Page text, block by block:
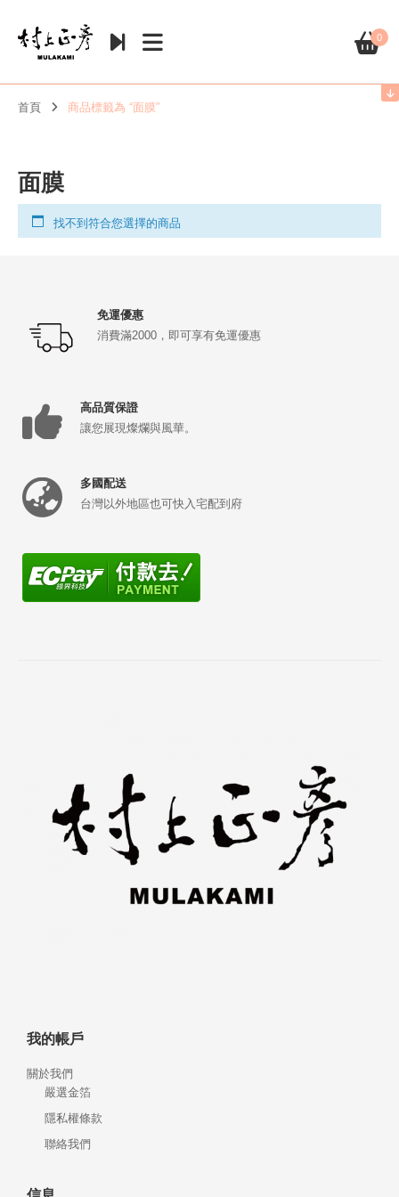
0
首頁 商品標籤為 “面膜”
面膜
找不到符合您選擇的商品
免運優惠
消費滿2000，即可享有免運優惠
高品質保證
讓您展現燦爛與風華。
多國配送
台灣以外地區也可快入宅配到府
我的帳戶
關於我們
嚴選金箔
隱私權條款
聯絡我們